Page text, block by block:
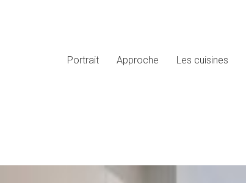
Portrait Approche Les cuisines